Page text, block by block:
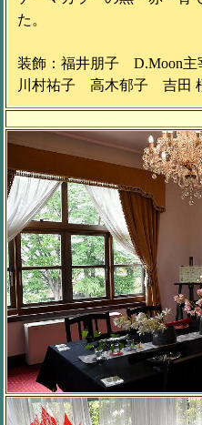
た。
装飾：福井朋子
川村祐子 高木郁子 吉田